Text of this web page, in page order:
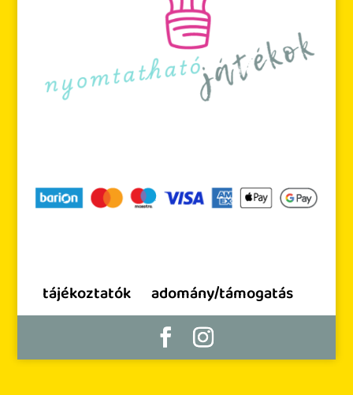
tájékoztatók adomány/támogatás